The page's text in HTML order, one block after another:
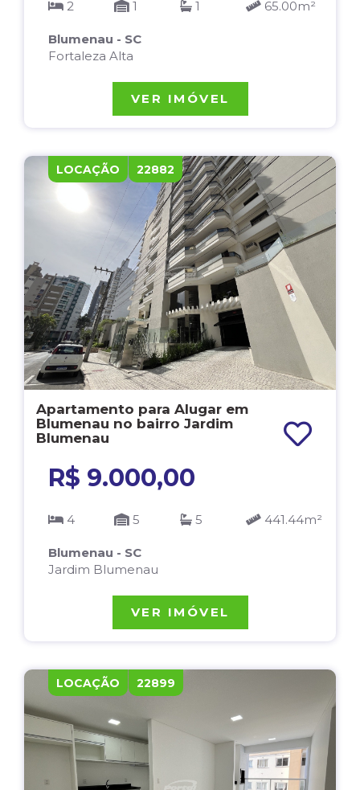
2 1 1 65.00m²
Blumenau - SC
Fortaleza Alta
VER IMÓVEL
LOCAÇÃO 22882
Apartamento para Alugar em
Blumenau no bairro Jardim
Blumenau
R$ 9.000,00
4 5 5 441.44m²
Blumenau - SC
Jardim Blumenau
VER IMÓVEL
LOCAÇÃO 22899